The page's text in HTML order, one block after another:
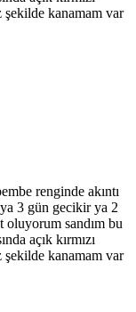
şekilde kanamam var
renginde akıntı
3 gün gecikir ya 2
oluyorum sandım bu
açık kırmızı
şekilde kanamam var